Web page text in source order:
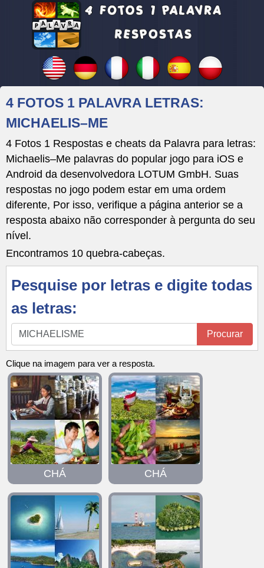
4 FOTOS 1 PALAVRA LETRAS:
MICHAELIS–ME
4 Fotos 1 Respostas e cheats da Palavra para letras:
Michaelis–Me palavras do popular jogo para iOS e
Android da desenvolvedora LOTUM GmbH. Suas
respostas no jogo podem estar em uma ordem
diferente, Por isso, verifique a página anterior se a
resposta abaixo não corresponder à pergunta do seu
nível.
Encontramos 10 quebra-cabeças.
Pesquise por letras e digite todas
as letras:
Pesquise
por
letras
e
digite
todas
as
letras:
Procurar
Clique na imagem para ver a resposta.
CHÁ CHÁ